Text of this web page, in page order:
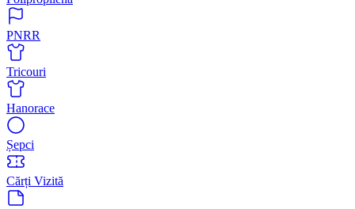
PNRR
Tricouri
Hanorace
Șepci
Cărți Vizită